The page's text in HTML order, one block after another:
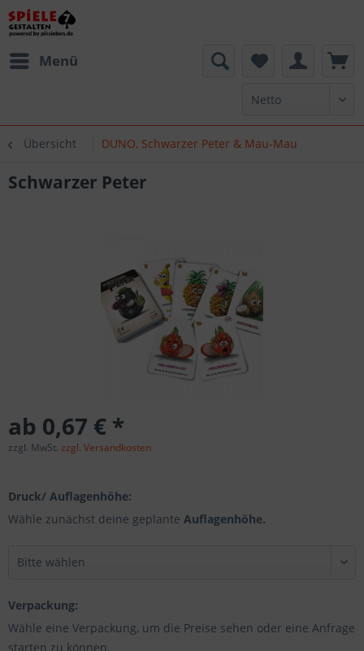
Menü
Übersicht DUNO, Schwarzer Peter & Mau-Mau
Schwarzer Peter
ab 0,67 € *
zzgl. MwSt. zzgl. Versandkosten
Druck/ Auflagenhöhe:
Wähle zunächst deine geplante Auflagenhöhe.
Verpackung:
Wähle eine Verpackung, um die Preise sehen oder eine Anfrage
starten zu können.